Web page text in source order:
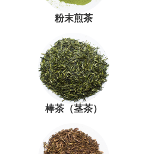
粉末煎茶
棒茶（茎茶）